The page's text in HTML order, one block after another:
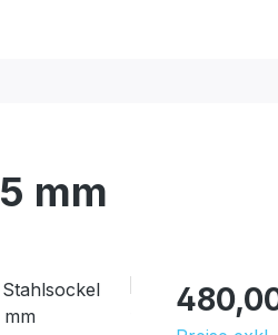
mm
Regulärer